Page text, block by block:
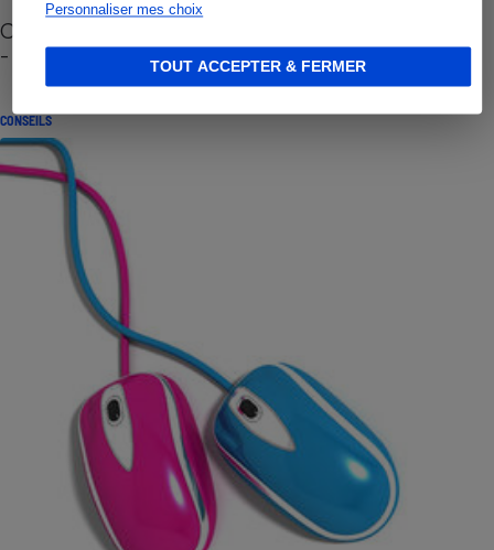
Personnaliser mes choix
TOUT ACCEPTER & FERMER
Cafetière à capsules zéro déchet CoffeeB (vidéo)
- Premières impressions
CONSEILS